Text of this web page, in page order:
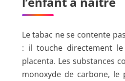
Le tabac ne se contente
: il touche directement
placenta. Les substances
monoxyde de carbone, le